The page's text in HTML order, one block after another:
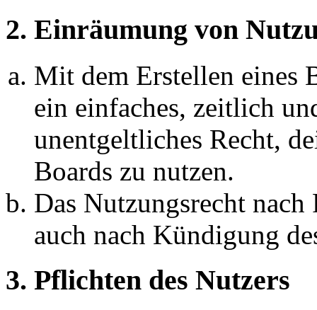
2. Einräumung von
Mit dem Erstellen eines
ein einfaches, zeitlich
unentgeltliches Recht,
Boards zu nutzen.
Das Nutzungsrecht
auch nach Kündigung
3. Pflichten des Nutzers